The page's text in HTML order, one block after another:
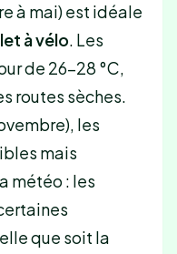
à mai) est idéale
à vélo. Les
de 26-28 °C,
routes sèches.
les
mais
météo : les
que soit la